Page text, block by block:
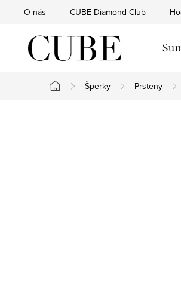
O nás CUBE Diamond Club
Domů
Šperky Prsteny